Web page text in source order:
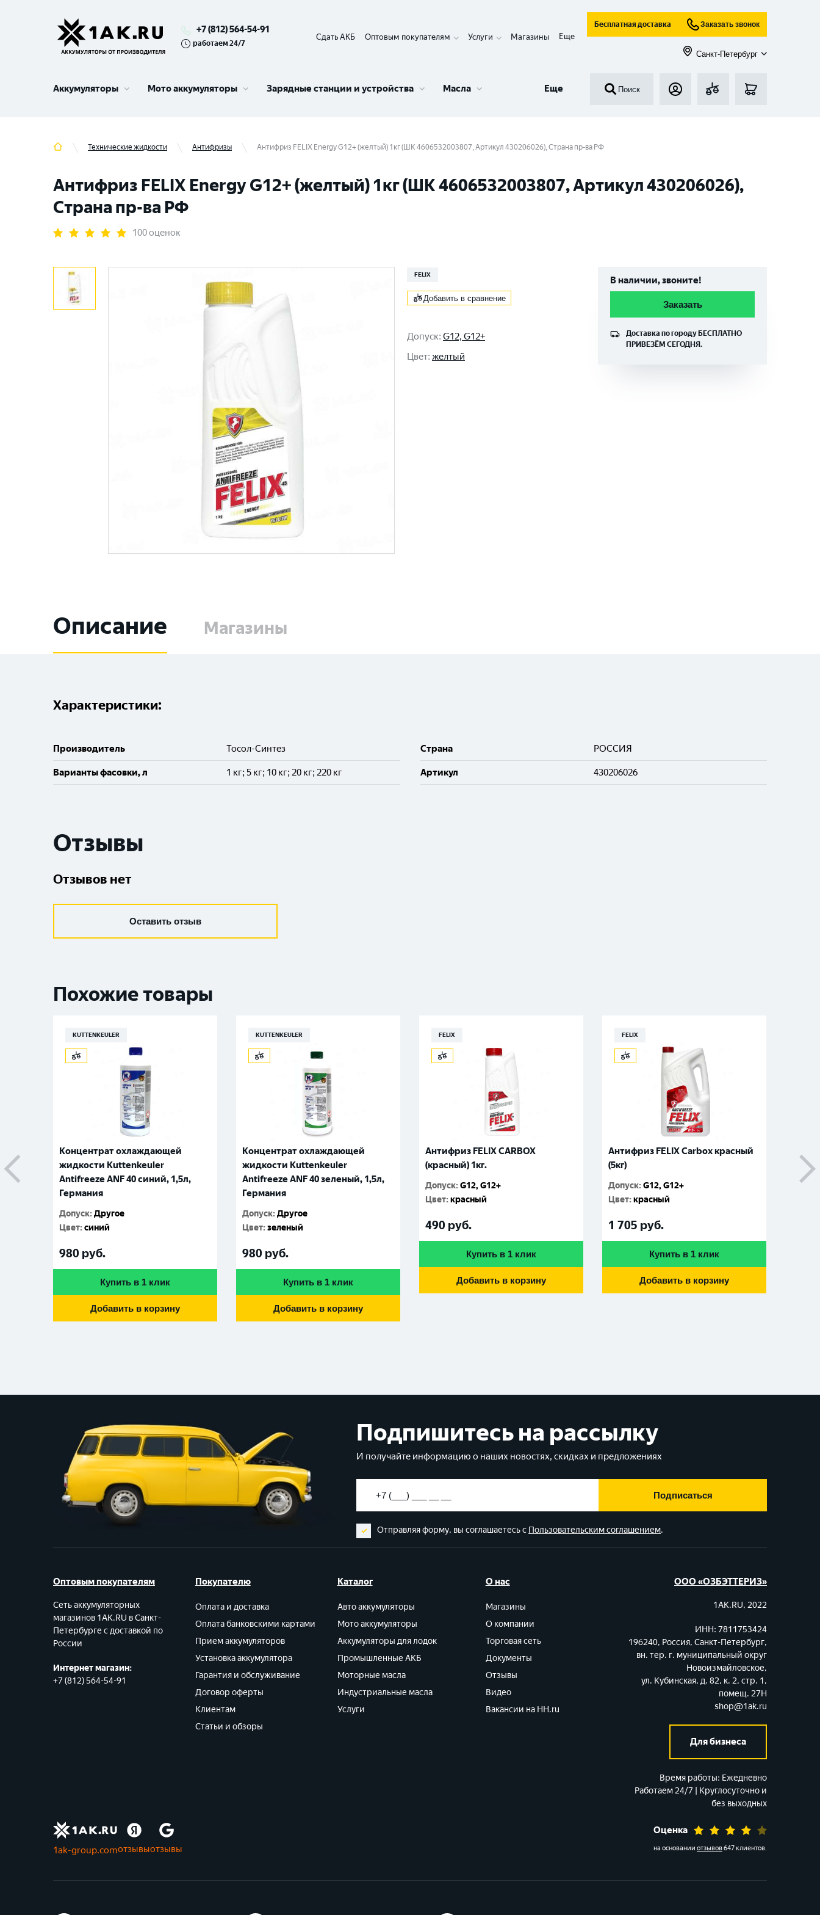
+7 (812) 564-54-91
работаем 24/7
Сдать АКБ Оптовым покупателям Услуги Магазины Еще
Бесплатная доставка Заказать звонок
Санкт-Петербург
Аккумуляторы Мото аккумуляторы Зарядные станции и устройства Масла Еще Поиск
Технические жидкости Антифризы Антифриз FELIX Energy G12+ (желтый) 1кг (ШК 4606532003807, Артикул 430206026), Страна пр-ва РФ
Антифриз FELIX Energy G12+ (желтый) 1кг (ШК 4606532003807, Артикул 430206026),
Страна пр-ва РФ
100 оценок
FELIX
Добавить в сравнение
Допуск: G12, G12+
Цвет: желтый
В наличии, звоните!
Заказать
Доставка по городу БЕСПЛАТНО
ПРИВЕЗЁМ СЕГОДНЯ.
Описание Магазины
Характеристики:
Производитель Тосол-Синтез
Варианты фасовки, л 1 кг; 5 кг; 10 кг; 20 кг; 220 кг
Cтрана РОССИЯ
Артикул 430206026
Отзывы
Отзывов нет
Оставить отзыв
Похожие товары
KUTTENKEULER
Концентрат охлаждающей
жидкости Kuttenkeuler
Antifreeze ANF 40 синий, 1,5л,
Германия
Допуск:Другое
Цвет:синий
980 руб.
Купить в 1 клик
Добавить в корзину
KUTTENKEULER
Концентрат охлаждающей
жидкости Kuttenkeuler
Antifreeze ANF 40 зеленый, 1,5л,
Германия
Допуск:Другое
Цвет:зеленый
980 руб.
Купить в 1 клик
Добавить в корзину
FELIX
Антифриз FELIX CARBOX
(красный) 1кг.
Допуск:G12, G12+
Цвет:красный
490 руб.
Купить в 1 клик
Добавить в корзину
FELIX
Антифриз FELIX Carbox красный
(5кг)
Допуск:G12, G12+
Цвет:красный
1 705 руб.
Купить в 1 клик
Добавить в корзину
Подпишитесь на рассылку
И получайте информацию о наших новостях, скидках и предложениях
Подписаться
Отправляя форму, вы соглашаетесь с Пользовательским соглашением.
Оптовым покупателям
Сеть аккумуляторных
магазинов 1AK.RU в Санкт-
Петербурге с доставкой по
России
Интернет магазин:
+7 (812) 564-54-91
Покупателю
Оплата и доставка
Оплата банковскими картами
Прием аккумуляторов
Установка аккумулятора
Гарантия и обслуживание
Договор оферты
Клиентам
Статьи и обзоры
Каталог
Авто аккумуляторы
Мото аккумуляторы
Аккумуляторы для лодок
Промышленные АКБ
Моторные масла
Индустриальные масла
Услуги
О нас
Магазины
О компании
Торговая сеть
Документы
Отзывы
Видео
Вакансии на HH.ru
ООО «ОЗБЭТТЕРИЗ»
1AK.RU, 2022
ИНН: 7811753424
196240, Россия, Санкт-Петербург,
вн. тер. г. муниципальный округ
Новоизмайловское,
ул. Кубинская, д. 82, к. 2, стр. 1,
помещ. 27Н
shop@1ak.ru
Для бизнеса
Время работы: Ежедневно
Работаем 24/7 | Круглосуточно и
без выходных
1ak-group.comотзывыотзывы
Оценка
на основании отзывов647 клиентов.